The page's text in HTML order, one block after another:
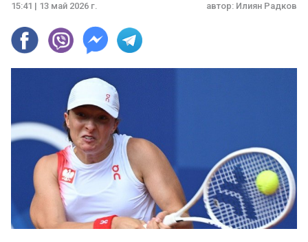
15:41 | 13 май 2026 г. автор: Илиян Радков